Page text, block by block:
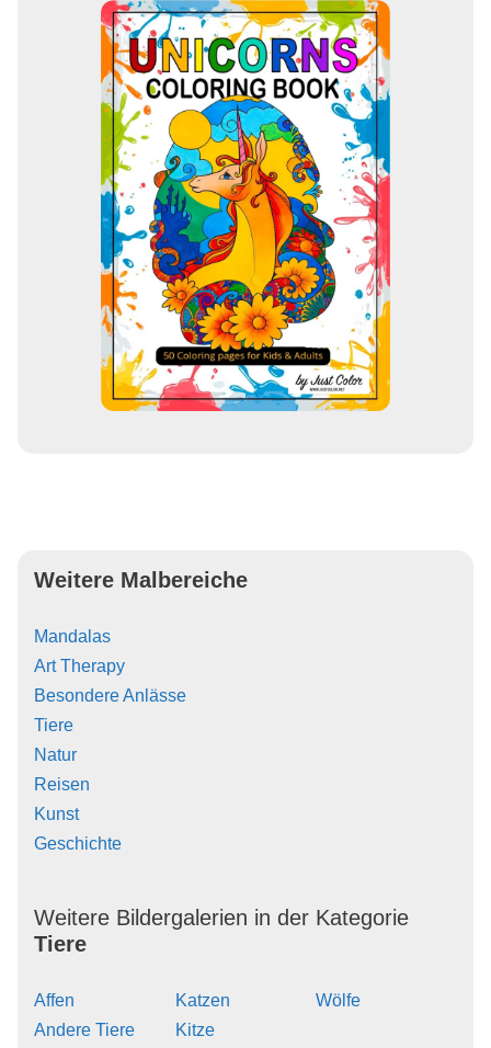
Weitere Malbereiche
Mandalas
Art Therapy
Besondere Anlässe
Tiere
Natur
Reisen
Kunst
Geschichte
Weitere Bildergalerien in der Kategorie
Tiere
Affen
Andere Tiere
Katzen
Kitze
Wölfe